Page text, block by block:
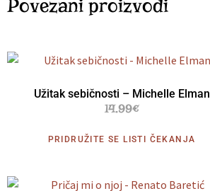
Povezani proizvodi
Užitak sebičnosti – Michelle Elman
14.99€
PRIDRUŽITE SE LISTI ČEKANJA